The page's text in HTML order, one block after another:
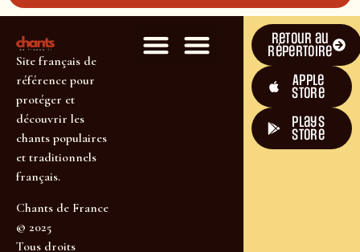
Site français de
référence pour
protéger et
découvrir les
chants populaires
et traditionnels
français.
Chants de France
© 2025
Tous droits
Retour au
répertoire
Apple
Store
plays
store